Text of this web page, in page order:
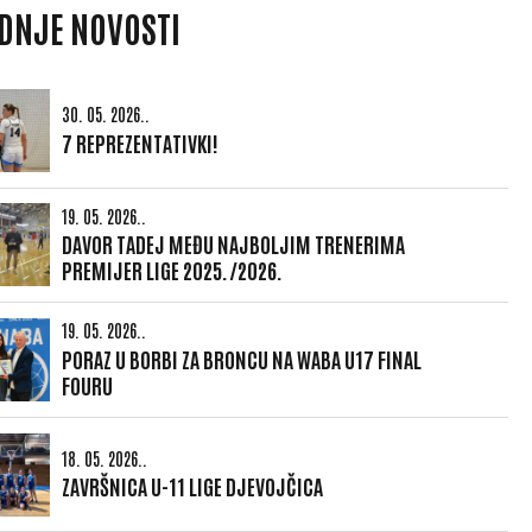
NOVOSTI
30. 05. 2026..
7 REPREZENTATIVKI!
19. 05. 2026..
DAVOR TADEJ MEĐU NAJBOLJIM TRENERIMA
PREMIJER LIGE 2025./2026.
19. 05. 2026..
PORAZ U BORBI ZA BRONCU NA WABA U17 FINAL
FOURU
18. 05. 2026..
ZAVRŠNICA U-11 LIGE DJEVOJČICA